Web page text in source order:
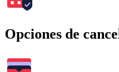
Opciones de